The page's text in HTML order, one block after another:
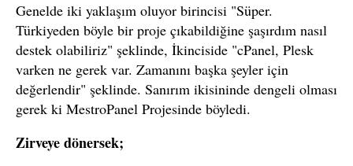
Genelde iki yaklaşım oluyor birincisi "Süper.
Türkiyeden böyle bir proje çıkabildiğine şaşırdım nasıl
destek olabiliriz" şeklinde, İkinciside "cPanel, Plesk
varken ne gerek var. Zamanını başka şeyler için
değerlendir" şeklinde. Sanırım ikisininde dengeli olması
gerek ki MestroPanel Projesinde böyledi.
Zirveye dönersek;